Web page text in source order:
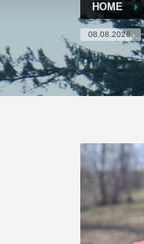
HOME
08.08.2026.